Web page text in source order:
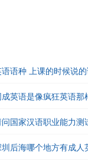
语种 上课的时候说
成英语是像疯狂英语那
国家汉语职业能力测
后海哪个地方有成人